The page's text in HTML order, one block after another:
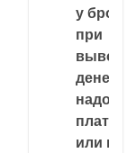
у
при
выводе
денег,
надо
платить
или